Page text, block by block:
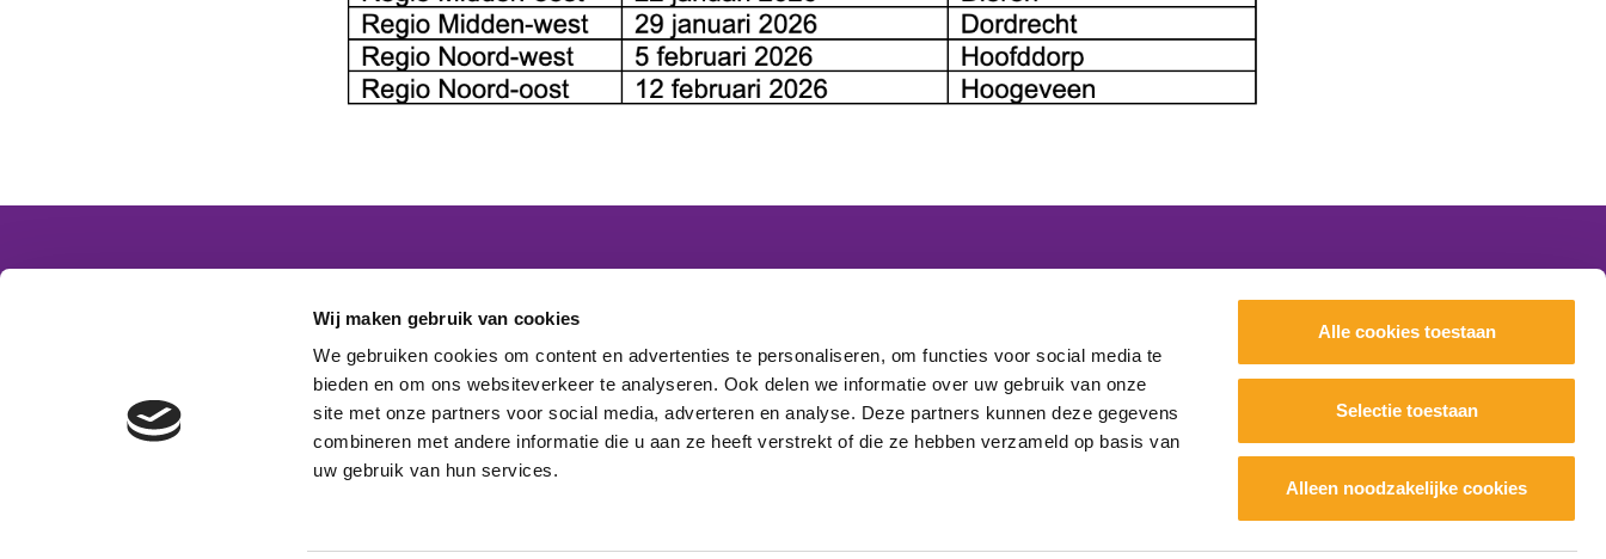
Wij maken gebruik van cookies
We gebruiken cookies om content en advertenties te personaliseren, om functies voor social media te
bieden en om ons websiteverkeer te analyseren. Ook delen we informatie over uw gebruik van onze
site met onze partners voor social media, adverteren en analyse. Deze partners kunnen deze gegevens
combineren met andere informatie die u aan ze heeft verstrekt of die ze hebben verzameld op basis van
uw gebruik van hun services.
Alle cookies toestaan
Selectie toestaan
Alleen noodzakelijke cookies
Contactgegevens
Platform VMBO Zorg & Welzijn
5200 BR ‘s-Hertogenbosch
E-mail:info@platformzorgenwelzijn.nl
Word lid van het platform
Aanmelden nieuwsbrief maakt onderdeel uit van
Scholen
Samenwerking
Over ons
Contact